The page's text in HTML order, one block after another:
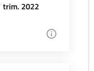
trim. 2022